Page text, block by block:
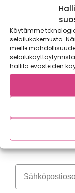
Käytämme
selailukokemusta.
meille
hallita evästeiden
juoman! Tämä
Tilaa